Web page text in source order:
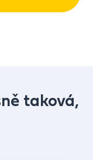
taková,